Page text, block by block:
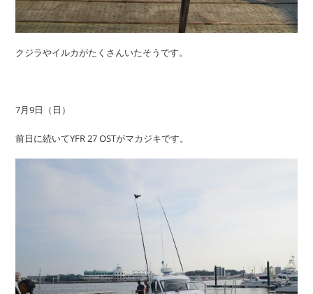
クジラやイルカがたくさんいたそうです。
7月9日（日）
前日に続いてYFR 27 OSTがマカジキです。